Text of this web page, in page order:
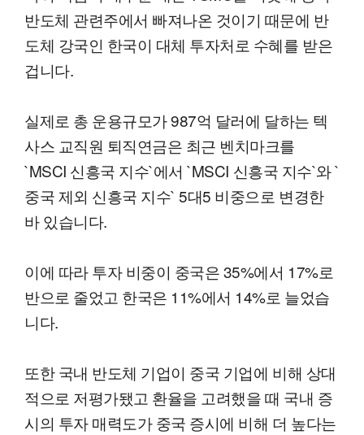
반도체 관련주에서 빠져나온 것이기 때문에 반
도체 강국인 한국이 대체 투자처로 수혜를 받은
겁니다.
실제로 총 운용규모가 987억 달러에 달하는 텍
사스 교직원 퇴직연금은 최근 벤치마크를
`MSCI 신흥국 지수`에서 `MSCI 신흥국 지수`와 `
중국 제외 신흥국 지수` 5대5 비중으로 변경한
바 있습니다.
이에 따라 투자 비중이 중국은 35%에서 17%로
반으로 줄었고 한국은 11%에서 14%로 늘었습
니다.
또한 국내 반도체 기업이 중국 기업에 비해 상대
적으로 저평가됐고 환율을 고려했을 때 국내 증
시의 투자 매력도가 중국 증시에 비해 더 높다는